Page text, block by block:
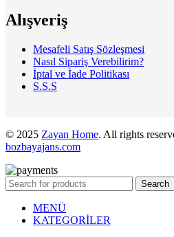
Alışveriş
Mesafeli Satış Sözleşmesi
Nasıl Sipariş Verebilirim?
İptal ve İade Politikası
S.S.S
© 2025 Zayan Home. All rights
bozbayajans.com
Search
MENÜ
KATEGORİLER